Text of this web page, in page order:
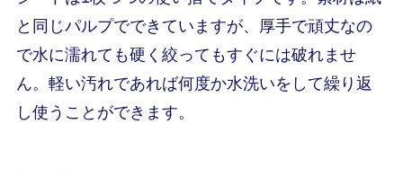
と同じパルプでできていますが、厚手で頑丈なの
で水に濡れても硬く絞ってもすぐには破れませ
ん。軽い汚れであれば何度か水洗いをして繰り返
し使うことができます。